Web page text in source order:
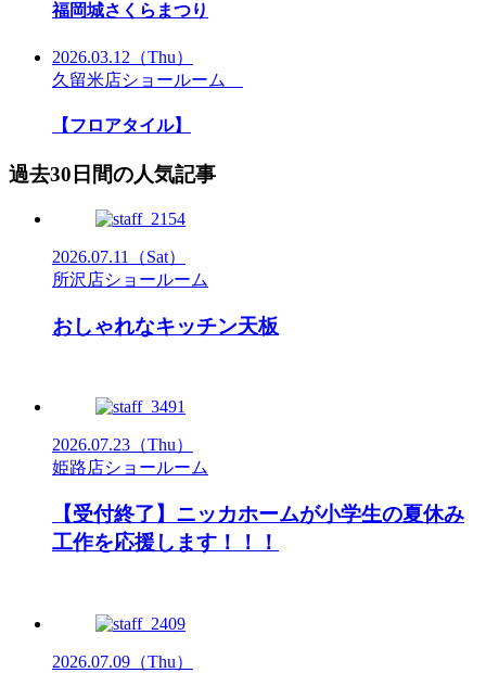
福岡城さくらまつり
2026.03.12 （Thu）
久留米店ショールーム
【フロアタイル】
過去30日間の人気記事
2026.07.11
（Sat）
所沢店ショールーム
おしゃれなキッチン天板
2026.07.23 （Thu）
姫路店ショールーム
【受付終了】ニッカホームが小学生の夏休み
工作を応援します！！！
2026.07.09 （Thu）